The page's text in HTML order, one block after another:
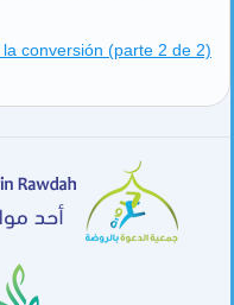
conversión (parte 2 de 2)